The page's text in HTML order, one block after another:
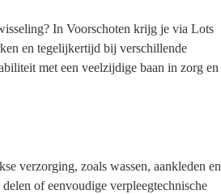
In Voorschoten krijg je via Lots
en tegelijkertijd bij verschillende
met een veelzijdige baan in zorg en
verzorging, zoals wassen, aankleden en
of eenvoudige verpleegtechnische